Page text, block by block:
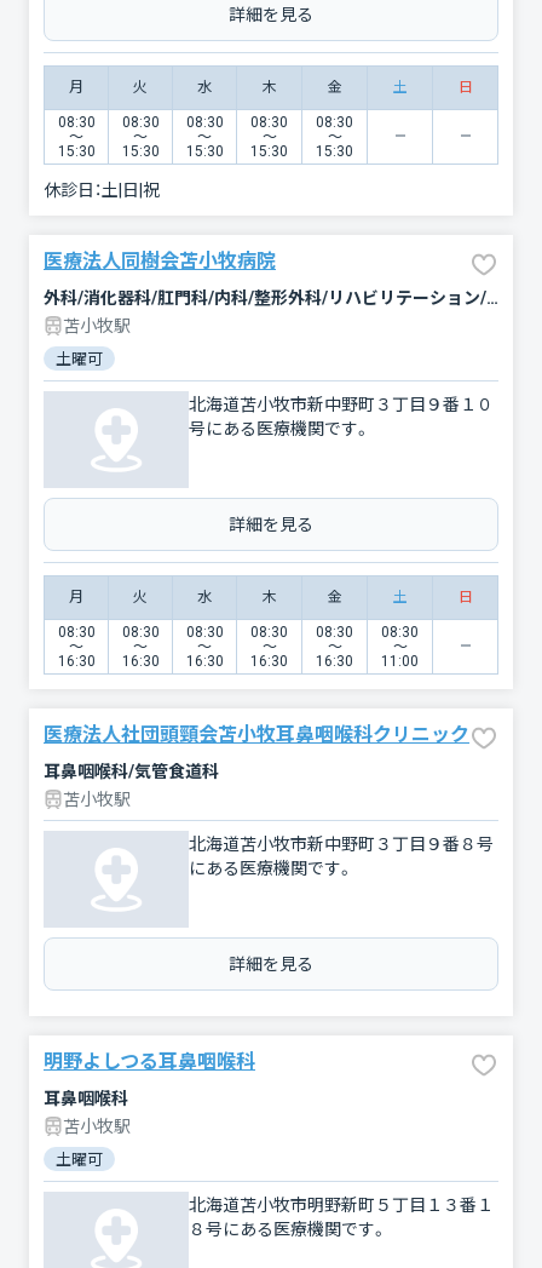
詳細を見る
月 火 水 木 金 土 日
08:30
〜
15:30
08:30
〜
15:30
08:30
〜
15:30
08:30
〜
15:30
08:30
〜
15:30
休診日：土|日|祝
医療法人同樹会苫小牧病院
外科/消化器科/肛門科/内科/整形外科/リハビリテーション/総合診療科/麻酔科/耳鼻咽喉科
苫小牧駅
土曜可
北海道苫小牧市新中野町３丁目９番１０
号にある医療機関です。
詳細を見る
月 火 水 木 金 土 日
08:30
〜
16:30
08:30
〜
16:30
08:30
〜
16:30
08:30
〜
16:30
08:30
〜
16:30
08:30
〜
11:00
医療法人社団頭頸会苫小牧耳鼻咽喉科クリニック
耳鼻咽喉科/気管食道科
苫小牧駅
北海道苫小牧市新中野町３丁目９番８号
にある医療機関です。
詳細を見る
明野よしつる耳鼻咽喉科
耳鼻咽喉科
苫小牧駅
土曜可
北海道苫小牧市明野新町５丁目１３番１
８号にある医療機関です。